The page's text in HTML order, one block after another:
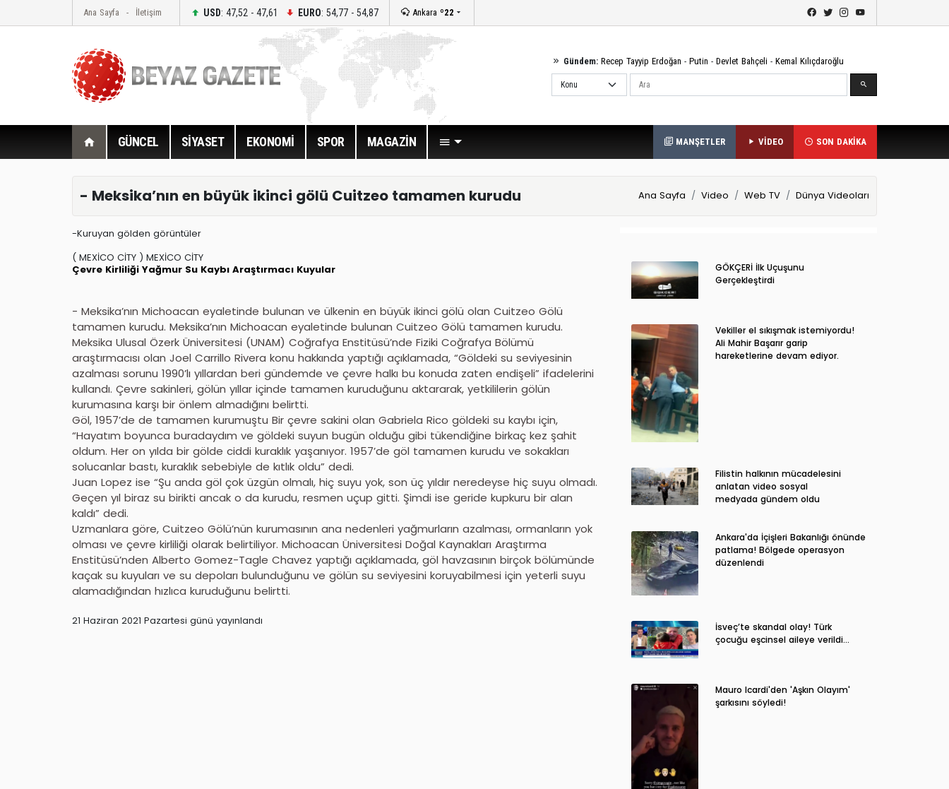
Ana Sayfa İletişim USD: 47,52 - 47,61 EURO: 54,77 - 54,87 Ankara º22
Gündem: Recep Tayyip Erdoğan - Putin - Devlet Bahçeli - Kemal Kılıçdaroğlu
Ara
GÜNCEL SİYASET EKONOMİ SPOR MAGAZİN MANŞETLER VİDEO SON DAKİKA
- Meksika’nın en büyük ikinci gölü Cuitzeo tamamen kurudu Ana Sayfa Video Web TV Dünya Videoları
-Kuruyan gölden görüntüler
( MEXİCO CİTY ) MEXİCO CİTY
Çevre Kirliliği Yağmur Su Kaybı Araştırmacı Kuyular
- Meksika’nın Michoacan eyaletinde bulunan ve ülkenin en büyük ikinci gölü olan Cuitzeo Gölü
tamamen kurudu. Meksika’nın Michoacan eyaletinde bulunan Cuitzeo Gölü tamamen kurudu.
Meksika Ulusal Özerk Üniversitesi (UNAM) Coğrafya Enstitüsü’nde Fiziki Coğrafya Bölümü
araştırmacısı olan Joel Carrillo Rivera konu hakkında yaptığı açıklamada, “Göldeki su seviyesinin
azalması sorunu 1990’lı yıllardan beri gündemde ve çevre halkı bu konuda zaten endişeli” ifadelerini
kullandı. Çevre sakinleri, gölün yıllar içinde tamamen kuruduğunu aktararak, yetkililerin gölün
kurumasına karşı bir önlem almadığını belirtti.
Göl, 1957’de de tamamen kurumuştu Bir çevre sakini olan Gabriela Rico göldeki su kaybı için,
“Hayatım boyunca buradaydım ve göldeki suyun bugün olduğu gibi tükendiğine birkaç kez şahit
oldum. Her on yılda bir gölde ciddi kuraklık yaşanıyor. 1957’de göl tamamen kurudu ve sokakları
solucanlar bastı, kuraklık sebebiyle de kıtlık oldu” dedi.
Juan Lopez ise “Şu anda göl çok üzgün olmalı, hiç suyu yok, son üç yıldır neredeyse hiç suyu olmadı.
Geçen yıl biraz su birikti ancak o da kurudu, resmen uçup gitti. Şimdi ise geride kupkuru bir alan
kaldı” dedi.
Uzmanlara göre, Cuitzeo Gölü’nün kurumasının ana nedenleri yağmurların azalması, ormanların yok
olması ve çevre kirliliği olarak belirtiliyor. Michoacan Üniversitesi Doğal Kaynakları Araştırma
Enstitüsü’nden Alberto Gomez-Tagle Chavez yaptığı açıklamada, göl havzasının birçok bölümünde
kaçak su kuyuları ve su depoları bulunduğunu ve gölün su seviyesini koruyabilmesi için yeterli suyu
alamadığından hızlıca kuruduğunu belirtti.
21 Haziran 2021 Pazartesi günü yayınlandı
GÖKÇERİ İlk Uçuşunu
Gerçekleştirdi
Vekiller el sıkışmak istemiyordu!
Ali Mahir Başarır garip
hareketlerine devam ediyor.
Filistin halkının mücadelesini
anlatan video sosyal
medyada gündem oldu
Ankara'da İçişleri Bakanlığı önünde
patlama! Bölgede operasyon
düzenlendi
İsveç’te skandal olay! Türk
çocuğu eşcinsel aileye verildi…
Mauro Icardi'den 'Aşkın Olayım'
şarkısını söyledi!